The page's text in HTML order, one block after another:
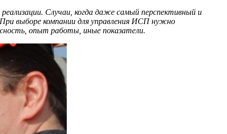
Случаи, когда даже самый перспективный и
выборе компании для управления ИСП нужно
опыт работы, иные показатели.